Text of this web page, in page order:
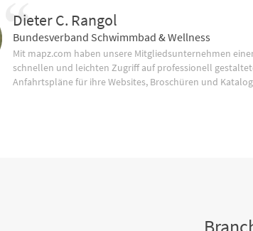
Dieter C. Rangol
Bundesverband Schwimmbad & Wellness
Mit mapz.com haben unsere Mitgliedsunternehmen
schnellen und leichten Zugriff auf professionell
Anfahrtspläne für ihre Websites, Broschüren und